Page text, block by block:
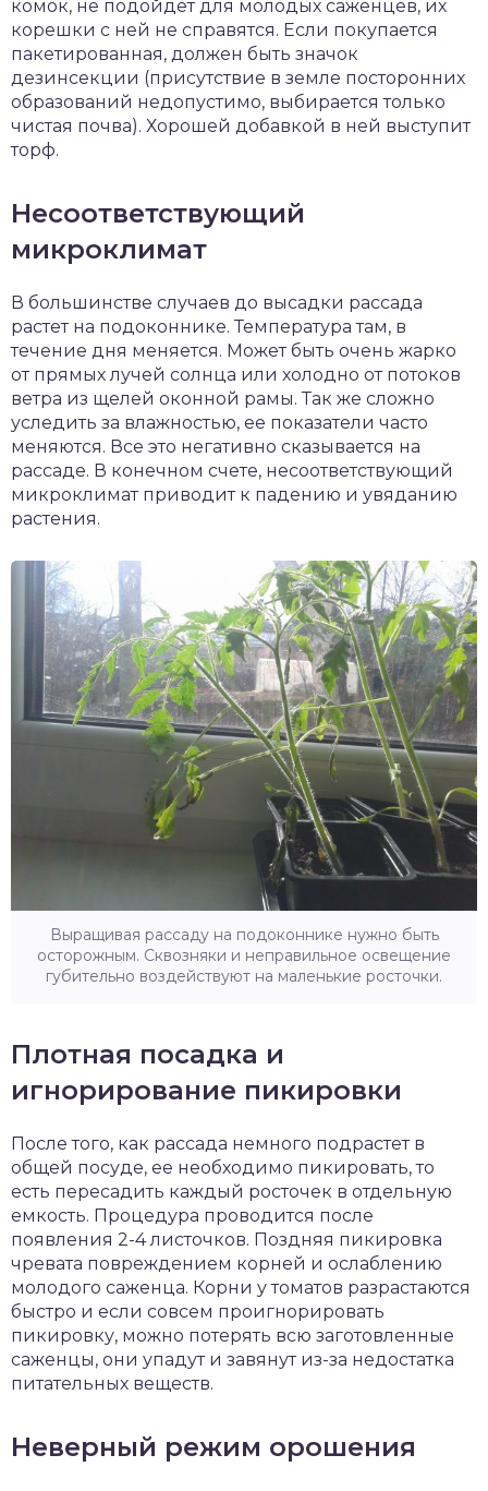
комок, не подойдет для молодых саженцев, их
корешки с ней не справятся. Если покупается
пакетированная, должен быть значок
дезинсекции (присутствие в земле посторонних
образований недопустимо, выбирается только
чистая почва). Хорошей добавкой в ней выступит
торф.
Несоответствующий
микроклимат
В большинстве случаев до высадки рассада
растет на подоконнике. Температура там, в
течение дня меняется. Может быть очень жарко
от прямых лучей солнца или холодно от потоков
ветра из щелей оконной рамы. Так же сложно
уследить за влажностью, ее показатели часто
меняются. Все это негативно сказывается на
рассаде. В конечном счете, несоответствующий
микроклимат приводит к падению и увяданию
растения.
Выращивая рассаду на подоконнике нужно быть
осторожным. Сквозняки и неправильное освещение
губительно воздействуют на маленькие росточки.
Плотная посадка и
игнорирование пикировки
После того, как рассада немного подрастет в
общей посуде, ее необходимо пикировать, то
есть пересадить каждый росточек в отдельную
емкость. Процедура проводится после
появления 2-4 листочков. Поздняя пикировка
чревата повреждением корней и ослаблению
молодого саженца. Корни у томатов разрастаются
быстро и если совсем проигнорировать
пикировку, можно потерять всю заготовленные
саженцы, они упадут и завянут из-за недостатка
питательных веществ.
Неверный режим орошения